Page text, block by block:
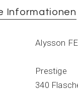
Informationen
Alysson
Prestige
340